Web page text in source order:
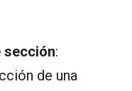
sección:
de una